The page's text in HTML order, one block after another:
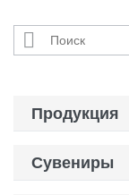

Продукция
Сувениры